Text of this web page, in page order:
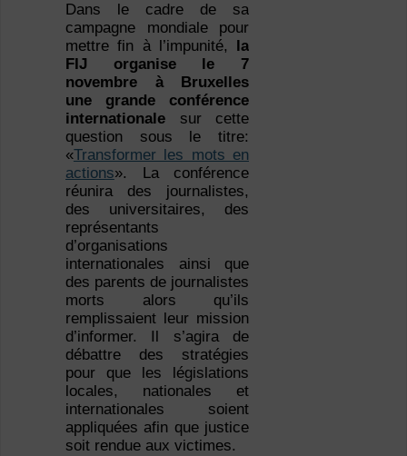
Dans le cadre de sa
campagne mondiale pour
mettre fin à l’impunité,
la
FIJ organise le 7
novembre à Bruxelles
une grande conférence
internationalesur cette
question sous le titre:
«Transformer les mots en
actions». La conférence
réunira des journalistes,
des universitaires, des
représentants
d’organisations
internationales ainsi que
des parents de journalistes
morts alors qu’ils
remplissaient leur mission
d’informer. Il s’agira de
débattre des stratégies
pour que les législations
locales, nationales et
internationales soient
appliquées afin que justice
soit rendue aux victimes.